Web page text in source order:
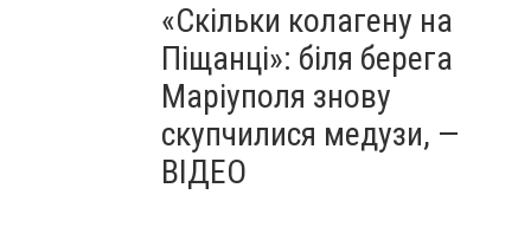
«Скільки колагену на
Піщанці»: біля берега
Маріуполя знову
скупчилися медузи, —
ВІДЕО